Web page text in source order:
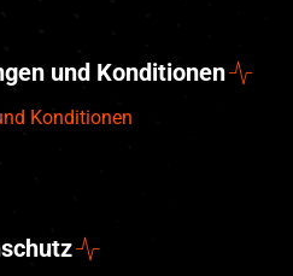
und Konditionen
Konditionen